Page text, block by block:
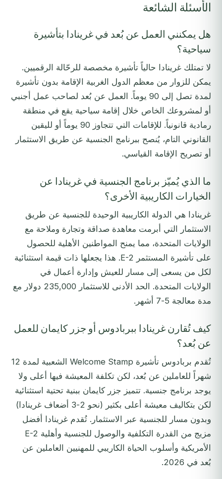
الأسئلة الشائعة
هل يمكنني العمل عن بُعد في غرينادا بتأشيرة
سياحية؟
لا تمتلك غرينادا حالياً تأشيرة مخصصة للرحّالة الرقميين.
يمكن للزوار من معظم الدول الغربية الإقامة بدون تأشيرة
لمدة تصل إلى 90 يوماً. العمل عن بُعد لصاحب عمل أجنبي
أو لمشروعك الخاص خلال إقامة سياحية يقع في منطقة
رمادية قانونياً. للإقامات التي تتجاوز 90 يوماً أو لليقين
القانوني التام، يُنصح ببرنامج الجنسية عن طريق الاستثمار
أو تصريح الإقامة القياسي.
ما الذي يُميّز برنامج الجنسية في غرينادا عن
الخيارات الكاريبية الأخرى؟
غرينادا هي الدولة الكاريبية الوحيدة للجنسية عن طريق
الاستثمار التي أبرمت معاهدة صداقة وتجارة وملاحة مع
الولايات المتحدة، مما يمنح المواطنين الأهلية للحصول
على تأشيرة المستثمر E-2. هذا يجعلها ذات قيمة استثنائية
لكل من يسعى إلى مسار للعيش وإدارة أعمال في
الولايات المتحدة. الحد الأدنى للاستثمار 235,000 دولار مع
مدة معالجة 5-7 أشهر.
كيف تُقارن غرينادا ببربادوس أو جزر كايمان للعمل
عن بُعد؟
تُقدم بربادوس تأشيرة Welcome Stamp الشعبية لمدة 12
شهراً للعاملين عن بُعد، لكن تكلفة المعيشة فيها أعلى ولا
يوجد برنامج جنسية. تتميز جزر كايمان ببنية تحتية استثنائية
لكن بتكاليف معيشة أعلى بكثير (نحو 2-3 أضعاف غرينادا)
وبدون مسار للجنسية عبر الاستثمار. تُقدم غرينادا أفضل
مزيج من القدرة التكلفية والوصول للجنسية وأهلية E-2
الأمريكية وأسلوب الحياة الكاريبي للمهنيين العاملين عن
بُعد في 2026.